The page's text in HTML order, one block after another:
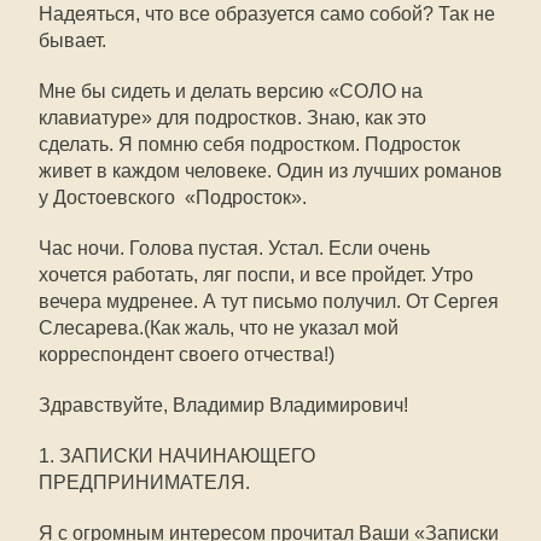
Надеяться, что все образуется само собой? Так не
бывает.
Мне бы сидеть и делать версию «СОЛО на
клавиатуре» для подростков. Знаю, как это
сделать. Я помню себя подростком. Подросток
живет в каждом человеке. Один из лучших романов
у Достоевского  «Подросток».
Час ночи. Голова пустая. Устал. Если очень
хочется работать, ляг поспи, и все пройдет. Утро
вечера мудренее. А тут письмо получил. От Сергея
Слесарева.(Как жаль, что не указал мой
корреспондент своего отчества!)
Здравствуйте, Владимир Владимирович!
1. ЗАПИСКИ НАЧИНАЮЩЕГО
ПРЕДПРИНИМАТЕЛЯ.
Я с огромным интересом прочитал Ваши «Записки